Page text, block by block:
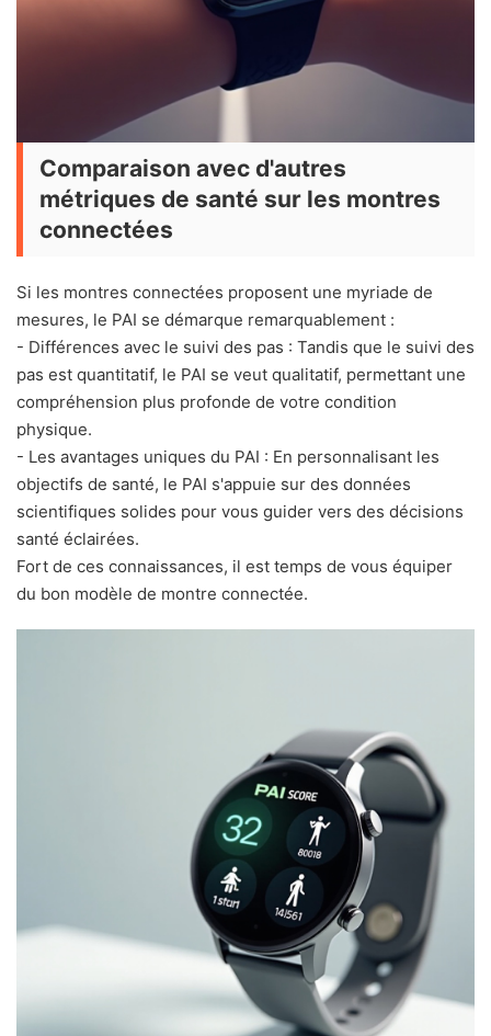
Comparaison avec d'autres
métriques de santé sur les montres
connectées
Si les montres connectées proposent une myriade de
mesures, le PAI se démarque remarquablement :
- Différences avec le suivi des pas : Tandis que le suivi des
pas est quantitatif, le PAI se veut qualitatif, permettant une
compréhension plus profonde de votre condition
physique.
- Les avantages uniques du PAI : En personnalisant les
objectifs de santé, le PAI s'appuie sur des données
scientifiques solides pour vous guider vers des décisions
santé éclairées.
Fort de ces connaissances, il est temps de vous équiper
du bon modèle de montre connectée.